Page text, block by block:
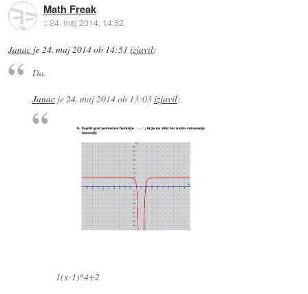
Math Freak
::24. maj 2014, 14:52
Janac je24. maj 2014 ob 14:51 izjavil:
Da.
Janacje24. maj 2014 ob 13:03izjavil:
1(x-1)^4+2